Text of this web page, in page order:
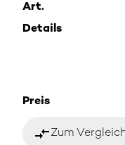
Art.
Details
Preis
compare_arrowsZum